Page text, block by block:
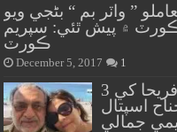
” واٽر بم “ بڻجي ويو
ڪورٽ ۾ پيش ٿئي: سپريم
ڪورٽ
December 5, 2017 1
هزار خان بجاراڻي کي هڪ ۽ فريحا کي 3
اسپتال
جمالي